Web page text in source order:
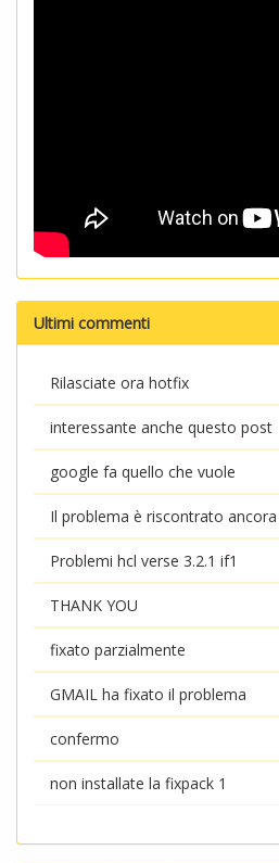
Ultimi commenti
Rilasciate ora hotfix
interessante anche questo post
google fa quello che vuole
Il problema è riscontrato
Problemi hcl verse 3.2.1 if1
THANK YOU
fixato parzialmente
GMAIL ha fixato il problema
confermo
non installate la fixpack 1